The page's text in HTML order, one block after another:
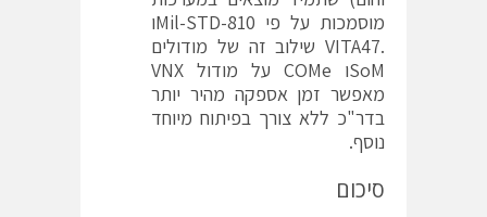
מוסמכות על פי Mil-STD-810ו
.VITA47 שילוב זה של מודולים
SoMו COMe על מודול VNX
מאפשר זמן אספקה מהיר יותר
בדר"כ ללא צורך בפיתוח מיוחד
נוסף.
סיכום